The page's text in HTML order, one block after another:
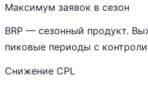
Максимум заявок в сезон
BRP — сезонный продукт.
пиковые периоды с
Снижение CPL